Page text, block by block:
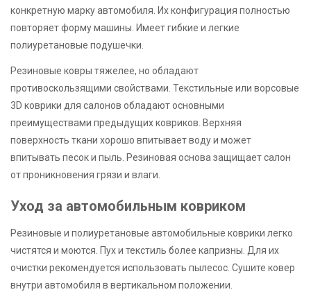
конкретную марку автомобиля. Их конфигурация полностью
повторяет форму машины. Имеет гибкие и легкие
полиуретановые подушечки.
Резиновые ковры тяжелее, но обладают
противоскользящими свойствами. Текстильные или ворсовые
3D коврики для салонов обладают основными
преимуществами предыдущих ковриков. Верхняя
поверхность ткани хорошо впитывает воду и может
впитывать песок и пыль. Резиновая основа защищает салон
от проникновения грязи и влаги.
Уход за автомобильным ковриком
Резиновые и полиуретановые автомобильные коврики легко
чистятся и моются. Пух и текстиль более капризны. Для их
очистки рекомендуется использовать пылесос. Сушите ковер
внутри автомобиля в вертикальном положении.